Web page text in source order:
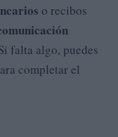
o recibos
falta algo, puedes
completar el